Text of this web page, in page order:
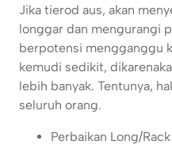
Jika tierod aus, akan
longgar dan mengurangi
berpotensi mengganggu
kemudi sedikit,
lebih banyak. Tentunya,
seluruh orang.
Perbaikan Long/